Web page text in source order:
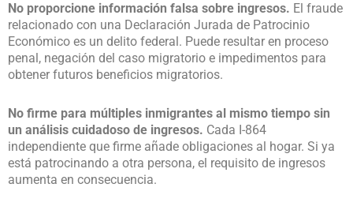
No proporcione información falsa sobre ingresos. El fraude
relacionado con una Declaración Jurada de Patrocinio
Económico es un delito federal. Puede resultar en proceso
penal, negación del caso migratorio e impedimentos para
obtener futuros beneficios migratorios.
No firme para múltiples inmigrantes al mismo tiempo sin
un análisis cuidadoso de ingresos. Cada I-864
independiente que firme añade obligaciones al hogar. Si ya
está patrocinando a otra persona, el requisito de ingresos
aumenta en consecuencia.